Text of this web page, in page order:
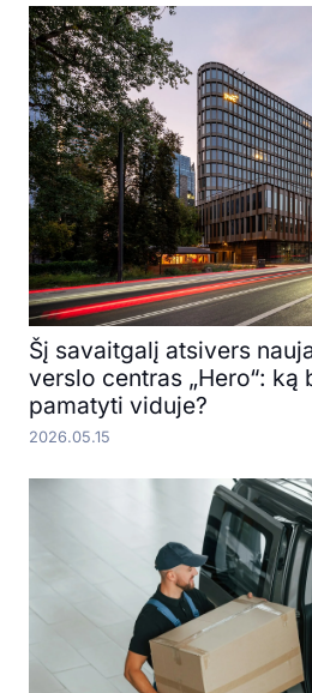
Šį savaitgalį atsivers
verslo centras „Hero“: ką
pamatyti viduje?
2026.05.15